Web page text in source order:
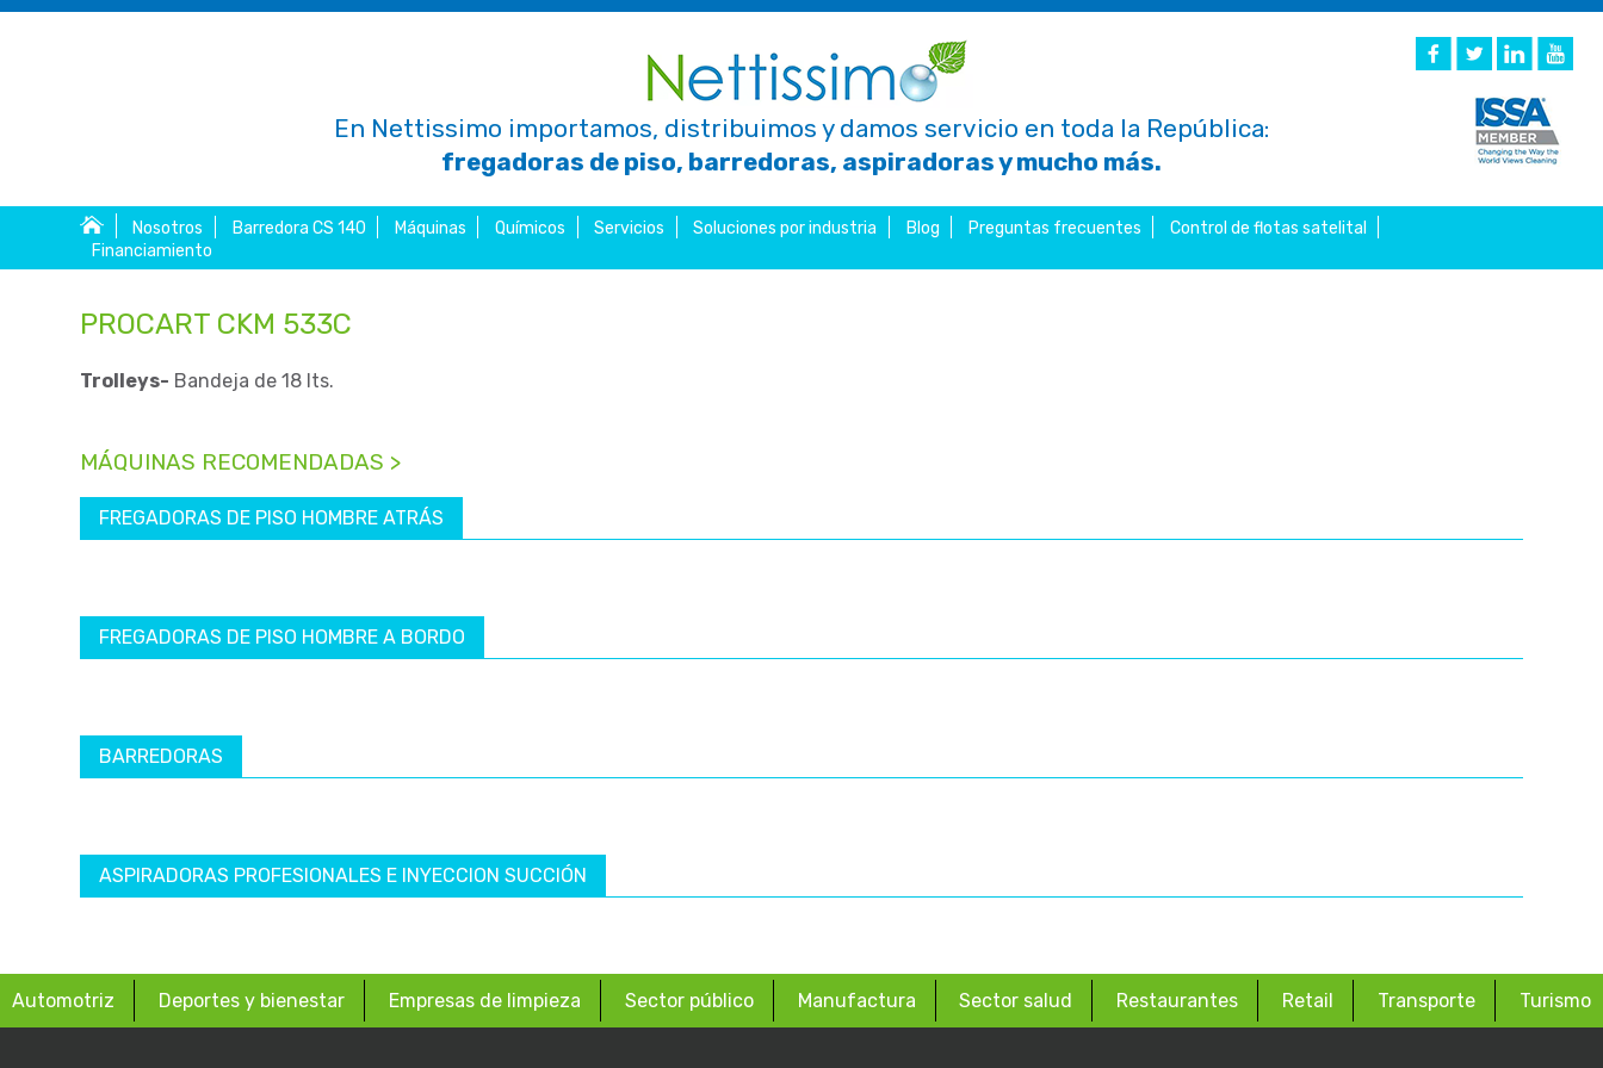
En Nettissimo importamos, distribuimos y damos servicio en toda la República:
fregadoras de piso, barredoras, aspiradoras y mucho más.
Nosotros Barredora CS 140 Máquinas Químicos Servicios Soluciones por industria Blog Preguntas frecuentes
Control de flotas satelital
Financiamiento
PROCART CKM 533C
Trolleys- Bandeja de 18 lts.
MÁQUINAS RECOMENDADAS >
FREGADORAS DE PISO HOMBRE ATRÁS
FREGADORAS DE PISO HOMBRE A BORDO
BARREDORAS
ASPIRADORAS PROFESIONALES E INYECCION SUCCIÓN
Automotriz Deportes y bienestar Empresas de limpieza Sector público Manufactura Sector salud Restaurantes Retail Transporte Turismo